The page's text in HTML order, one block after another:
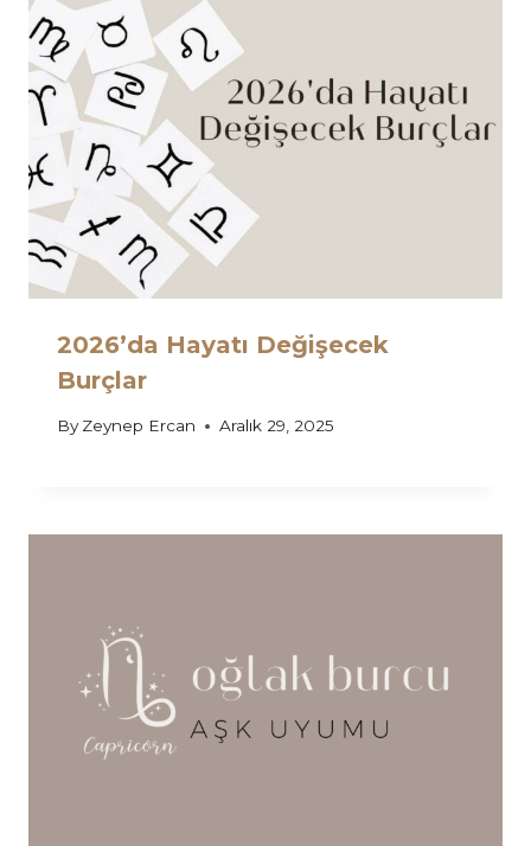
2026’da Hayatı Değişecek
Burçlar
By Zeynep Ercan Aralık 29, 2025